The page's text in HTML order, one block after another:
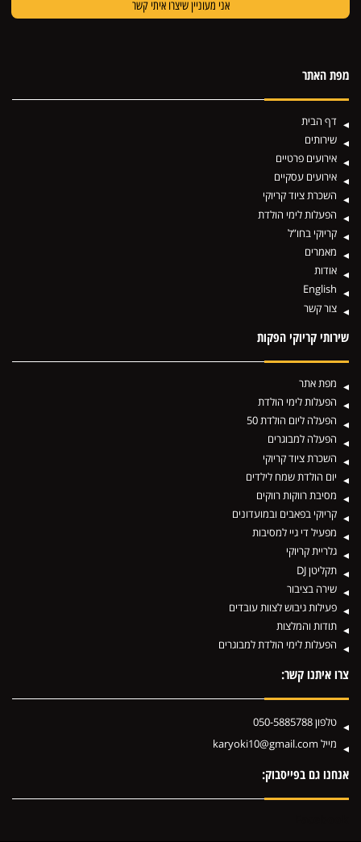
מפת האתר
דף הבית
שירותים
אירועים פרטיים
אירועים עסקיים
השכרת ציוד קריוקי
הפעלות לימי הולדת
קריוקי בחו”ל
מאמרים
אודות
English
צור קשר
שירותי קריוקי הפקות
מפת אתר
הפעלות לימי הולדת
הפעלה ליום הולדת 50
הפעלה למבוגרים
השכרת ציוד קריוקי
יום הולדת שמח לילדים
מסיבת רווקות רווקים
קריוקי בפאבים ובמועדונים
מפעיל די גיי למסיבות
גלריית קריוקי
תקליטן DJ
שירה בציבור
פעילות גיבוש לצוות עובדים
תודות והמלצות
הפעלות לימי הולדת למבוגרים
צרו איתנו קשר:
טלפון 050-5885788
מייל karyoki10@gmail.com
אנחנו גם בפייסבוק: